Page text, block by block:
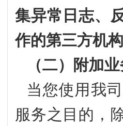
集异常日志、
作的第三方机
（二）附加
当您使用我
服务之目的，